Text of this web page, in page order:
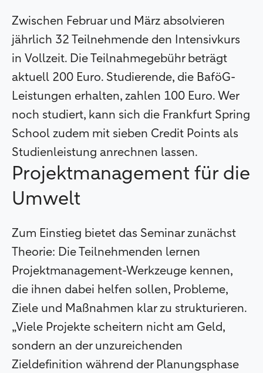
Zwischen Februar und März absolvieren
jährlich 32 Teilnehmende den Intensivkurs
in Vollzeit. Die Teilnahmegebühr beträgt
aktuell 200 Euro. Studierende, die BaföG-
Leistungen erhalten, zahlen 100 Euro. Wer
noch studiert, kann sich die Frankfurt Spring
School zudem mit sieben Credit Points als
Studienleistung anrechnen lassen.
Projektmanagement für die
Umwelt
Zum Einstieg bietet das Seminar zunächst
Theorie: Die Teilnehmenden lernen
Projektmanagement-Werkzeuge kennen,
die ihnen dabei helfen sollen, Probleme,
Ziele und Maßnahmen klar zu strukturieren.
„Viele Projekte scheitern nicht am Geld,
sondern an der unzureichenden
Zieldefinition während der Planungsphase